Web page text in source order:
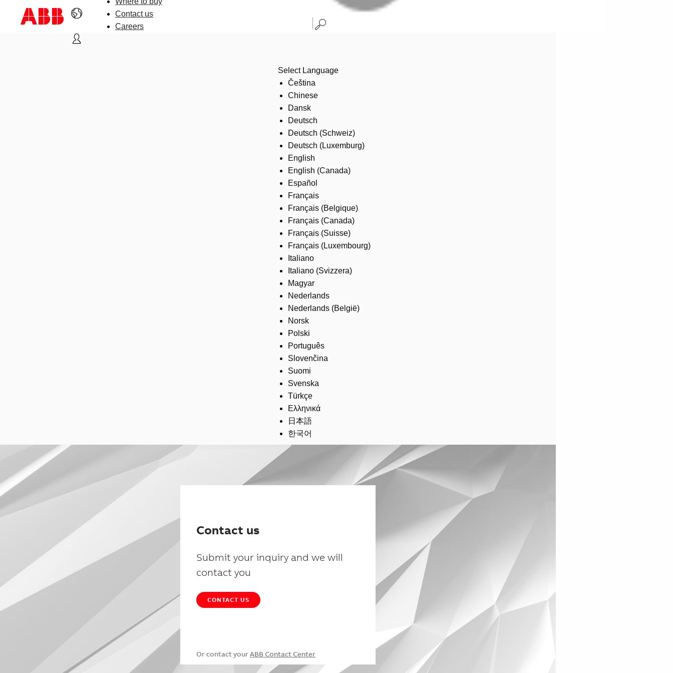
Contact us
Careers
Select Language
Čeština
Chinese
Dansk
Deutsch
Deutsch (Schweiz)
Deutsch (Luxemburg)
English
English (Canada)
Español
Français
Français (Belgique)
Français (Canada)
Français (Suisse)
Français (Luxembourg)
Italiano
Italiano (Svizzera)
Magyar
Nederlands
Nederlands (België)
Norsk
Polski
Português
Slovenčina
Suomi
Svenska
Türkçe
Ελληνικά
日本語
한국어
Contact us
Submit your inquiry and we will
contact you
CONTACT US
Or contact your ABB Contact Center